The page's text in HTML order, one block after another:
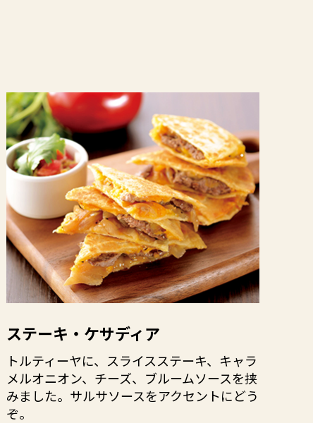
ステーキ・ケサディア
トルティーヤに、スライスステーキ、キャラ
メルオニオン、チーズ、ブルームソースを挟
みました。サルサソースをアクセントにどう
ぞ。